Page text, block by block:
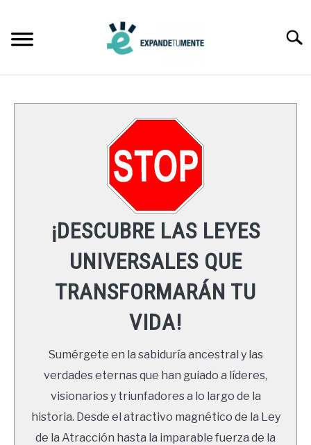
content
LEYES UNIVERSALES
RECURSOS
NEWSLETTER
¡DESCUBRE LAS LEYES
UNIVERSALES QUE
TRANSFORMARÁN TU
VIDA!
Sumérgete en la sabiduría ancestral y las
verdades eternas que han guiado a líderes,
visionarios y triunfadores a lo largo de la
historia. Desde el atractivo magnético de la Ley
de la Atracción hasta la imparable fuerza de la